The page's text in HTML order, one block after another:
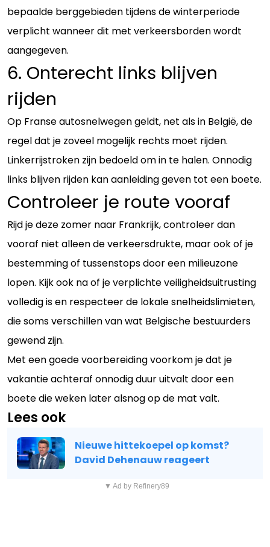
bepaalde berggebieden tijdens de winterperiode
verplicht wanneer dit met verkeersborden wordt
aangegeven.
6. Onterecht links blijven
rijden
Op Franse autosnelwegen geldt, net als in België, de
regel dat je zoveel mogelijk rechts moet rijden.
Linkerrijstroken zijn bedoeld om in te halen. Onnodig
links blijven rijden kan aanleiding geven tot een boete.
Controleer je route vooraf
Rijd je deze zomer naar Frankrijk, controleer dan
vooraf niet alleen de verkeersdrukte, maar ook of je
bestemming of tussenstops door een milieuzone
lopen. Kijk ook na of je verplichte veiligheidsuitrusting
volledig is en respecteer de lokale snelheidslimieten,
die soms verschillen van wat Belgische bestuurders
gewend zijn.
Met een goede voorbereiding voorkom je dat je
vakantie achteraf onnodig duur uitvalt door een
boete die weken later alsnog op de mat valt.
Lees ook
Nieuwe hittekoepel op komst?
David Dehenauw reageert
▼ Ad by Refinery89